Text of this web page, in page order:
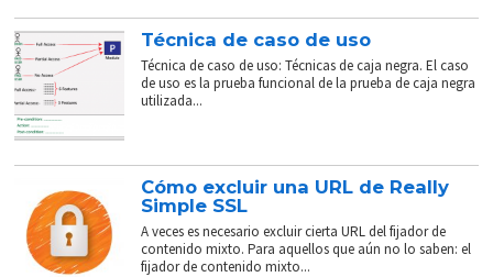
Técnica de caso de uso
Técnica de caso de uso: Técnicas de caja negra. El caso
de uso es la prueba funcional de la prueba de caja negra
utilizada...
Cómo excluir una URL de Really
Simple SSL
A veces es necesario excluir cierta URL del fijador de
contenido mixto. Para aquellos que aún no lo saben: el
fijador de contenido mixto...